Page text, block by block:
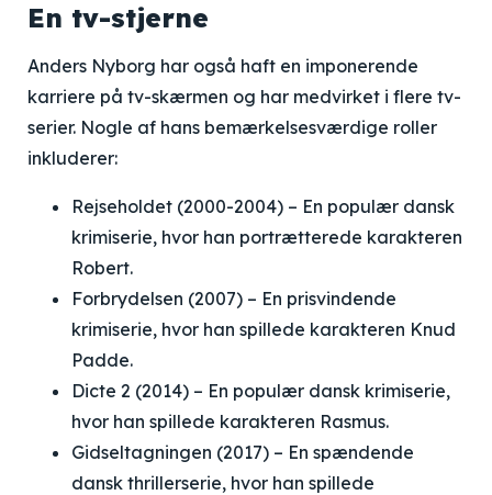
En tv-stjerne
Anders Nyborg har også haft en imponerende
karriere på tv-skærmen og har medvirket i flere tv-
serier. Nogle af hans bemærkelsesværdige roller
inkluderer:
Rejseholdet (2000-2004) – En populær dansk
krimiserie, hvor han portrætterede karakteren
Robert.
Forbrydelsen (2007) – En prisvindende
krimiserie, hvor han spillede karakteren Knud
Padde.
Dicte 2 (2014) – En populær dansk krimiserie,
hvor han spillede karakteren Rasmus.
Gidseltagningen (2017) – En spændende
dansk thrillerserie, hvor han spillede